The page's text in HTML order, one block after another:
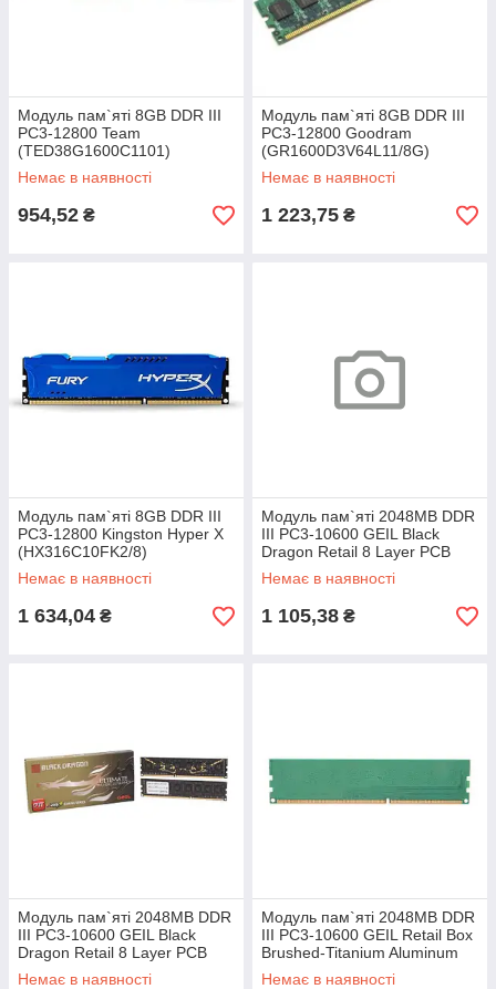
Модуль пам`яті 8GB DDR III
PC3-12800 Team
(TED38G1600C1101)
Немає в наявності
954,52 ₴
Модуль пам`яті 8GB DDR III
PC3-12800 Goodram
(GR1600D3V64L11/8G)
Немає в наявності
1 223,75 ₴
Модуль пам`яті 8GB DDR III
PC3-12800 Kingston Hyper X
(HX316C10FK2/8)
Немає в наявності
1 634,04 ₴
Модуль пам`яті 2048MB DDR
III PC3-10600 GEIL Black
Dragon Retail 8 Layer PCB
with LED GB312GB1333C9H
Немає в наявності
1 105,38 ₴
Модуль пам`яті 2048MB DDR
III PC3-10600 GEIL Black
Dragon Retail 8 Layer PCB
with LED GB34GB1333C9DC
Немає в наявності
Модуль пам`яті 2048MB DDR
III PC3-10600 GEIL Retail Box
Brushed-Titanium Aluminum
GV32GB1333C9SC
Немає в наявності